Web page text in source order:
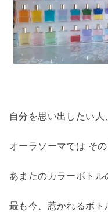
自分を思い出したい人
オーラソーマでは そ
あまたのカラーボトル
最も今、惹かれるボト